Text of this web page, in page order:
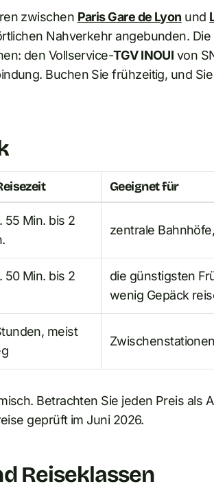
zwischen Paris Gare de Lyon und
Nahverkehr angebunden.
den Vollservice-TGV INOUI von
Buchen Sie frühzeitig, und
Geeignet für
55 Min. bis 2
zentrale
50 Min. bis 2
die günstigsten
wenig Gepäck
meist
Betrachten Sie jeden Preis als
geprüft im Juni 2026.
Reiseklassen